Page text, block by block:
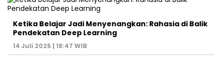
Ketika Belajar Jadi Menyenangkan: Rahasia di Balik
Pendekatan Deep Learning
14 Juli 2025 | 18:47 WIB